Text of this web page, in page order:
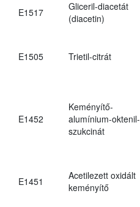
E1517
Gliceril-diacetát
(diacetin)
E1505 Trietil-citrát
E1452
Keményítő-
alumínium-oktenil-
szukcinát
E1451
Acetilezett oxidált
keményítő